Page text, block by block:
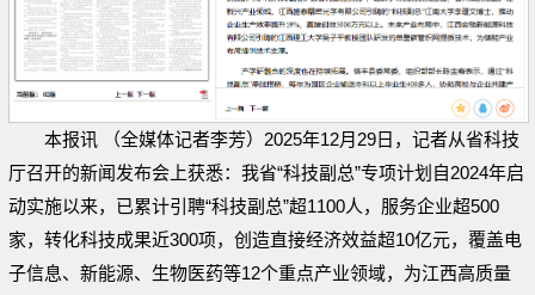
本报讯 （全媒体记者李芳）2025年12月29日，记者从省科技
厅召开的新闻发布会上获悉：我省“科技副总”专项计划自2024年启
动实施以来，已累计引聘“科技副总”超1100人，服务企业超500
家，转化科技成果近300项，创造直接经济效益超10亿元，覆盖电
子信息、新能源、生物医药等12个重点产业领域，为江西高质量